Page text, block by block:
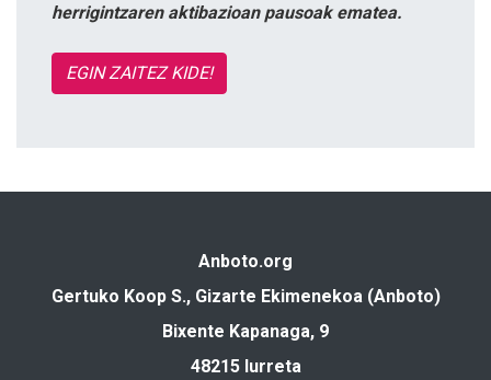
herrigintzaren aktibazioan pausoak ematea.
EGIN ZAITEZ KIDE!
Anboto.org
Gertuko Koop S., Gizarte Ekimenekoa (Anboto)
Bixente Kapanaga, 9
48215 Iurreta